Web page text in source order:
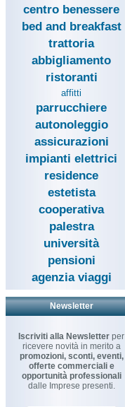
centro benessere
bed and breakfast
trattoria
abbigliamento
ristoranti
affitti
parrucchiere
autonoleggio
assicurazioni
impianti elettrici
residence
estetista
cooperativa
palestra
università
pensioni
agenzia viaggi
Newsletter
Iscriviti alla Newsletter per
ricevere novità in merito a
promozioni, sconti, eventi,
offerte commerciali e
opportunità professionali
dalle Imprese presenti.